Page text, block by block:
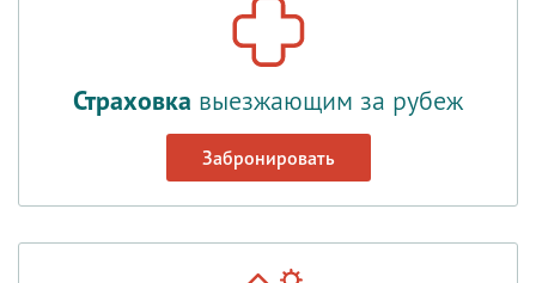
Страховка выезжающим за рубеж
Забронировать